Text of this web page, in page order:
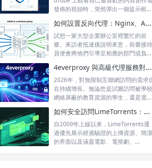
發佈的視頻時，突然彈出一個提示框...
如何設置反向代理：Nginx、Apache 和 HAProxy 詳解
試想一家大型企業辦公室裡繁忙的前
臺。來訪者抵達後說明來意，前臺接待
員便會將他們引導至相應的部門或負責
4everproxy 與高級代理服務對比：速度、隱私和可靠性的比較
2026年，對無限制互聯網訪問的需求
在持續增長。無論您是試圖訪問被學校
網絡屏蔽的教育資源的學生，還是需要
如何安全訪問LimeTorrents：使用家庭代理繞過封鎖
自2009年上線以來，LimeTorrents通
過優先展示經過驗證的上傳資源、簡潔
的界面以及涵蓋電影、電視劇、...